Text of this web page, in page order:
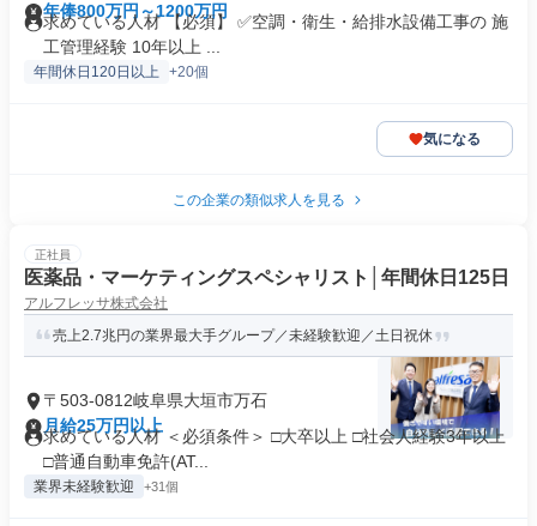
年俸800万円～1200万円
求めている人材 【必須】 ✅空調・衛生・給排水設備工事の 施
工管理経験 10年以上 ...
年間休日120日以上 +20個
気になる
この企業の類似求人を見る
正社員
医薬品・マーケティングスペシャリスト│年間休日125日
アルフレッサ株式会社
売上2.7兆円の業界最大手グループ／未経験歓迎／土日祝休
〒503-0812岐阜県大垣市万石
月給25万円以上
求めている人材 ＜必須条件＞ □大卒以上 □社会人経験3年以上
□普通自動車免許(AT...
業界未経験歓迎 +31個